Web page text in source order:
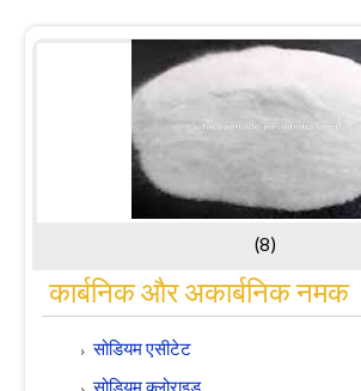
(8)
कार्बनिक और अकार्बनिक नमक
सोडियम एसीटेट